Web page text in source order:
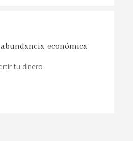
económica
tu dinero